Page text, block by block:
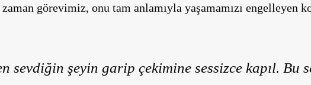
zaman görevimiz, onu tam anlamıyla yaşamamızı engelleyen
sevdiğin şeyin garip çekimine sessizce kapıl. Bu